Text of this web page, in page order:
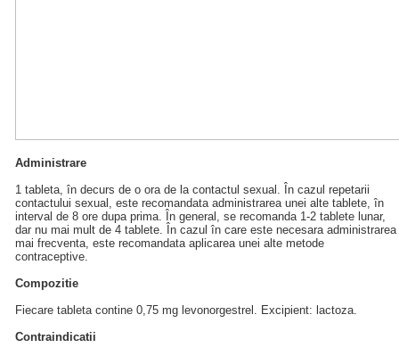
Administrare
1 tableta, în decurs de o ora de la contactul sexual. În cazul repetarii
contactului sexual, este recomandata administrarea unei alte tablete, în
interval de 8 ore dupa prima. În general, se recomanda 1-2 tablete lunar,
dar nu mai mult de 4 tablete. În cazul în care este necesara administrarea
mai frecventa, este recomandata aplicarea unei alte metode
contraceptive.
Compozitie
Fiecare tableta contine 0,75 mg levonorgestrel. Excipient: lactoza.
Contraindicatii